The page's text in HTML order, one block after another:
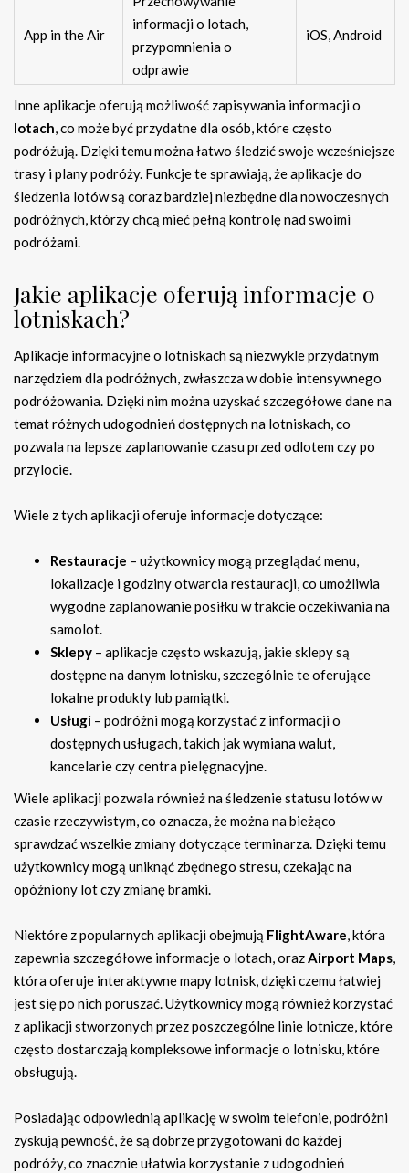
App in the Air
informacji o lotach,
przypomnienia o
odprawie
iOS, Android
Inne aplikacje oferują możliwość zapisywania informacji o
lotach, co może być przydatne dla osób, które często
podróżują. Dzięki temu można łatwo śledzić swoje wcześniejsze
trasy i plany podróży. Funkcje te sprawiają, że aplikacje do
śledzenia lotów są coraz bardziej niezbędne dla nowoczesnych
podróżnych, którzy chcą mieć pełną kontrolę nad swoimi
podróżami.
Jakie aplikacje oferują informacje o
lotniskach?
Aplikacje informacyjne o lotniskach są niezwykle przydatnym
narzędziem dla podróżnych, zwłaszcza w dobie intensywnego
podróżowania. Dzięki nim można uzyskać szczegółowe dane na
temat różnych udogodnień dostępnych na lotniskach, co
pozwala na lepsze zaplanowanie czasu przed odlotem czy po
przylocie.
Wiele z tych aplikacji oferuje informacje dotyczące:
Restauracje – użytkownicy mogą przeglądać menu,
lokalizacje i godziny otwarcia restauracji, co umożliwia
wygodne zaplanowanie posiłku w trakcie oczekiwania na
samolot.
Sklepy – aplikacje często wskazują, jakie sklepy są
dostępne na danym lotnisku, szczególnie te oferujące
lokalne produkty lub pamiątki.
Usługi – podróżni mogą korzystać z informacji o
dostępnych usługach, takich jak wymiana walut,
kancelarie czy centra pielęgnacyjne.
Wiele aplikacji pozwala również na śledzenie statusu lotów w
czasie rzeczywistym, co oznacza, że można na bieżąco
sprawdzać wszelkie zmiany dotyczące terminarza. Dzięki temu
użytkownicy mogą uniknąć zbędnego stresu, czekając na
opóźniony lot czy zmianę bramki.
Niektóre z popularnych aplikacji obejmują FlightAware, która
zapewnia szczegółowe informacje o lotach, orazAirport Maps,
która oferuje interaktywne mapy lotnisk, dzięki czemu łatwiej
jest się po nich poruszać. Użytkownicy mogą również korzystać
z aplikacji stworzonych przez poszczególne linie lotnicze, które
często dostarczają kompleksowe informacje o lotnisku, które
obsługują.
Posiadając odpowiednią aplikację w swoim telefonie, podróżni
zyskują pewność, że są dobrze przygotowani do każdej
podróży, co znacznie ułatwia korzystanie z udogodnień